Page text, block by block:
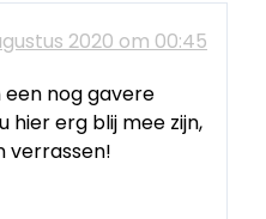
2020 om 00:45
nog gavere
hier erg blij mee zijn,
verrassen!